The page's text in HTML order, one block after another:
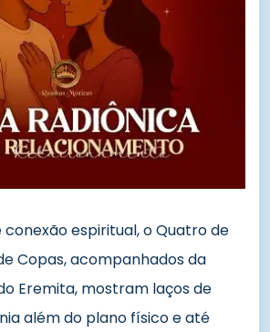
conexão espiritual, o Quatro de
Copas, acompanhados da
Eremita, mostram laços de
além do plano físico e até